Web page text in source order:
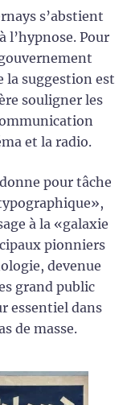
s’abstient
l’hypnose. Pour
la suggestion est
souligner les
et la radio.
pour tâche
à la «galaxie
pionniers
devenue
grand public
essentiel dans
de masse.